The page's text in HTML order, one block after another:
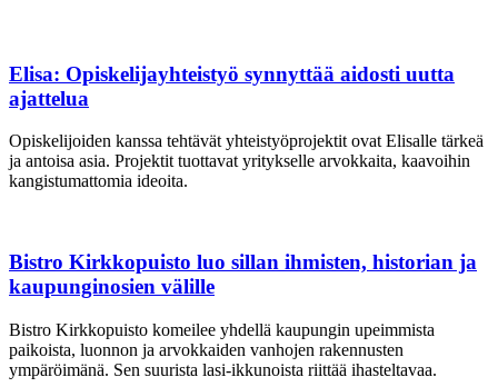
Elisa: Opiskelijayhteistyö synnyttää aidosti uutta
ajattelua
Opiskelijoiden kanssa tehtävät yhteistyöprojektit ovat Elisalle tärkeä
ja antoisa asia. Projektit tuottavat yritykselle arvokkaita, kaavoihin
kangistumattomia ideoita.
Bistro Kirkkopuisto luo sillan ihmisten, historian ja
kaupungin­osien välille
Bistro Kirkkopuisto komeilee yhdellä kaupungin upeimmista
paikoista, luonnon ja arvokkaiden vanhojen rakennusten
ympäröimänä. Sen suurista lasi-ikkunoista riittää ihasteltavaa.